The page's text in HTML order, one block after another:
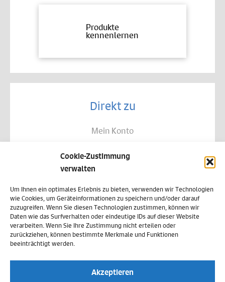
Cookie-Zustimmung
verwalten
Um Ihnen ein optimales Erlebnis zu bieten, verwenden wir Technologien
wie Cookies, um Geräteinformationen zu speichern und/oder darauf
zuzugreifen. Wenn Sie diesen Technologien zustimmen, können wir
Daten wie das Surfverhalten oder eindeutige IDs auf dieser Website
verarbeiten. Wenn Sie Ihre Zustimmung nicht erteilen oder
zurückziehen, können bestimmte Merkmale und Funktionen
beeinträchtigt werden.
Akzeptieren
Produkte
kennenlernen
Direkt zu
Mein Konto
Allgemeine Geschäftsbedingungen
Datenschutz
Widerruf
Zahlungsweisen
Versand & Lieferung
Cookie-Richtlinie (EU)